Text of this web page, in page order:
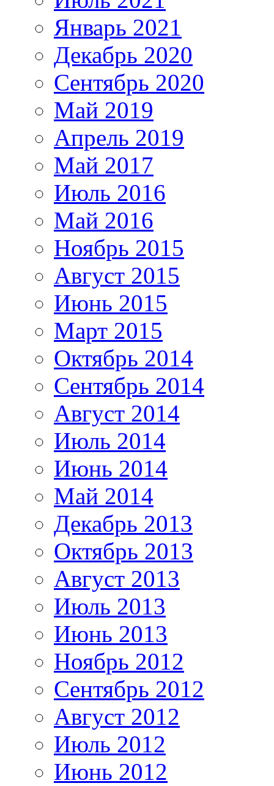
Январь 2021
Декабрь 2020
Сентябрь 2020
Май 2019
Апрель 2019
Май 2017
Июль 2016
Май 2016
Ноябрь 2015
Август 2015
Июнь 2015
Март 2015
Октябрь 2014
Сентябрь 2014
Август 2014
Июль 2014
Июнь 2014
Май 2014
Декабрь 2013
Октябрь 2013
Август 2013
Июль 2013
Июнь 2013
Ноябрь 2012
Сентябрь 2012
Август 2012
Июль 2012
Июнь 2012